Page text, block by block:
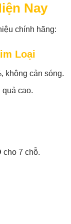
Nay
chính hãng:
Loại
không cản sóng.
quả cao.
cho 7 chỗ.